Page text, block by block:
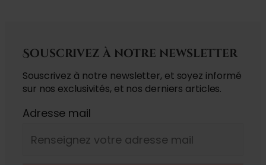
Souscrivez à notre newsletter
Souscrivez à notre newsletter, et soyez informé
sur nos exclusivités, et nos derniers articles.
Adresse mail